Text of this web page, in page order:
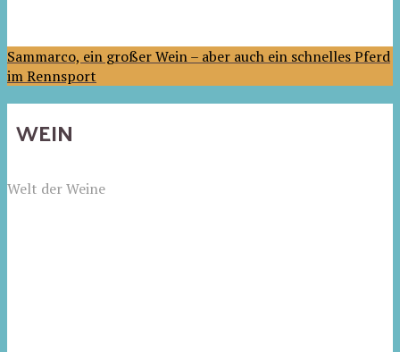
Sammarco, ein großer Wein – aber auch ein schnelles Pferd
im Rennsport
WEIN
Welt der Weine